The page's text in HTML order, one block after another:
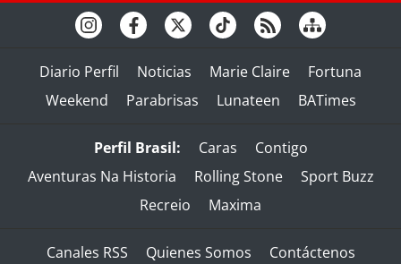
Diario Perfil Noticias Marie Claire
Fortuna
Weekend
Parabrisas Lunateen BATimes
Perfil Brasil: Caras
Contigo
Aventuras Na Historia
Rolling Stone
Sport Buzz
Recreio
Maxima
Canales RSS Quienes Somos Contáctenos